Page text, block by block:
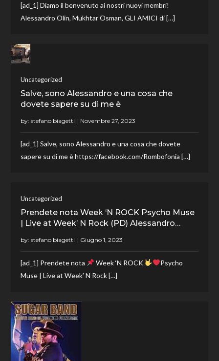
[ad_1] Diamo il benvenuto ai nostri nuovi membri!
Alessandro Olin, Mukhtar Osman, GLI AMICI di […]
Uncategorized
Salve, sono Alessandro e una cosa che
dovete sapere su di me è
by:stefano biagetti
[ad_1] Salve, sono Alessandro e una cosa che dovete
sapere su di me è https://facebook.com/Rombofonia […]
Uncategorized
Prendete nota Week ‘N ROCK Psycho Muse
| Live at Week’ N Rock (PD) Alessandro…
by:stefano biagetti
[ad_1] Prendete nota Week ‘N ROCK
Psycho
Muse | Live at Week’ N Rock […]